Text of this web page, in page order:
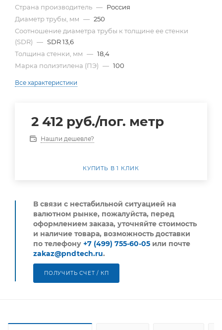
Страна производитель — Россия
Диаметр трубы, мм — 250
Cоотношение диаметра трубы к толщине ее стенки
(SDR) — SDR 13,6
Толщина стенки, мм — 18,4
Марка полиэтилена (ПЭ) — 100
Все характеристики
2 412 руб./пог. метр
Нашли дешевле?
КУПИТЬ В 1 КЛИК
В связи с нестабильной ситуацией на
валютном рынке, пожалуйста, перед
оформлением заказа, уточняйте стоимость
и наличие товара, возможность доставки
по телефону +7 (499) 755-60-05 или почте
zakaz@pndtech.ru.
ПОЛУЧИТЬ СЧЕТ / КП